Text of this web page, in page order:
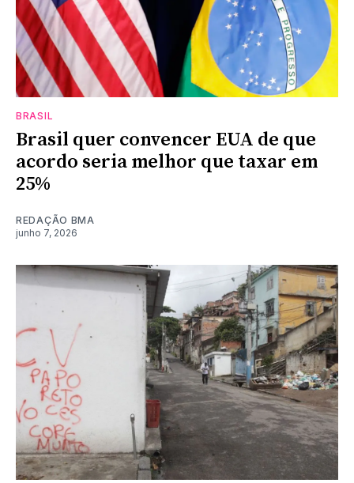
BRASIL
Brasil quer convencer EUA de que
acordo seria melhor que taxar em
25%
REDAÇÃO BMA
junho 7, 2026